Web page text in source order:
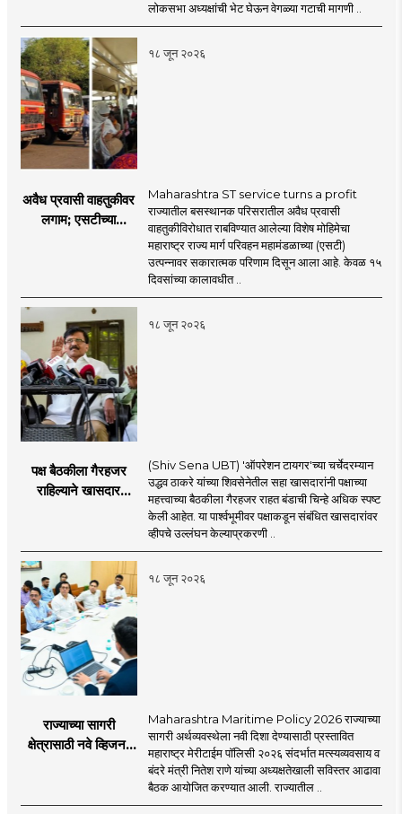
नेमका कुठे चुकला?
लोकसभा अध्यक्षांची भेट घेऊन वेगळ्या गटाची मागणी ..
१८ जून २०२६
अवैध प्रवासी वाहतुकीवर
लगाम; एसटीच्या
Maharashtra ST service turns a profit
राज्यातील बसस्थानक परिसरातील अवैध प्रवासी
वाहतुकीविरोधात राबविण्यात आलेल्या विशेष मोहिमेचा
महाराष्ट्र राज्य मार्ग परिवहन महामंडळाच्या (एसटी)
उत्पन्नावर सकारात्मक परिणाम दिसून आला आहे. केवळ १५
दिवसांच्या कालावधीत ..
१८ जून २०२६
पक्ष बैठकीला गैरहजर
राहिल्याने खासदार
काय सांगतो?
(Shiv Sena UBT) 'ऑपरेशन टायगर'च्या चर्चेदरम्यान
उद्धव ठाकरे यांच्या शिवसेनेतील सहा खासदारांनी पक्षाच्या
महत्त्वाच्या बैठकीला गैरहजर राहत बंडाची चिन्हे अधिक स्पष्ट
केली आहेत. या पार्श्वभूमीवर पक्षाकडून संबंधित खासदारांवर
व्हीपचे उल्लंघन केल्याप्रकरणी ..
१८ जून २०२६
राज्याच्या सागरी
क्षेत्रासाठी नवे व्हिजन;
प्रस्ताव
Maharashtra Maritime Policy 2026 राज्याच्या
सागरी अर्थव्यवस्थेला नवी दिशा देण्यासाठी प्रस्तावित
महाराष्ट्र मेरीटाईम पॉलिसी २०२६ संदर्भात मत्स्यव्यवसाय व
बंदरे मंत्री नितेश राणे यांच्या अध्यक्षतेखाली सविस्तर आढावा
बैठक आयोजित करण्यात आली. राज्यातील ..